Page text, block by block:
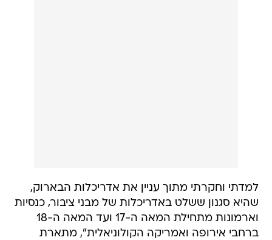
למדתי וחקרתי מתוך עניין את אדריכלות הבארוק,
שהיא סגנון ששלט באדריכלות של מבני ציבור, כנסיות
וארמונות מתחילת המאה ה-17 ועד המאה ה-18
ברחבי אירופה ואמריקה הקולוניאלית", מתארת